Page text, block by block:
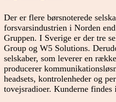
Der er flere børsnoterede
forsvarsindustrien i Norden
Gruppen. I Sverige er der tre
Group og W5 Solutions.
selskaber, som leverer en
producerer
headsets, kontrolenheder og
tovejsradioer. Kunderne